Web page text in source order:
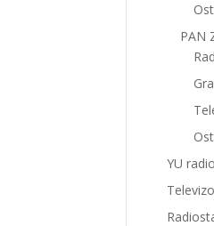
PAN
YU